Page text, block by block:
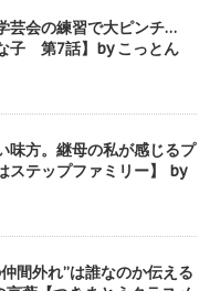
芸会の練習で大ピンチ…
子 第7話】by こっとん
味方。継母の私が感じるプ
ステップファミリー】 by
間外れ”は誰なのか伝える